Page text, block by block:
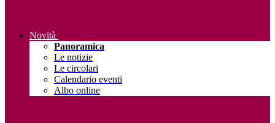
Novità
Panoramica
Le notizie
Le circolari
Calendario eventi
Albo online